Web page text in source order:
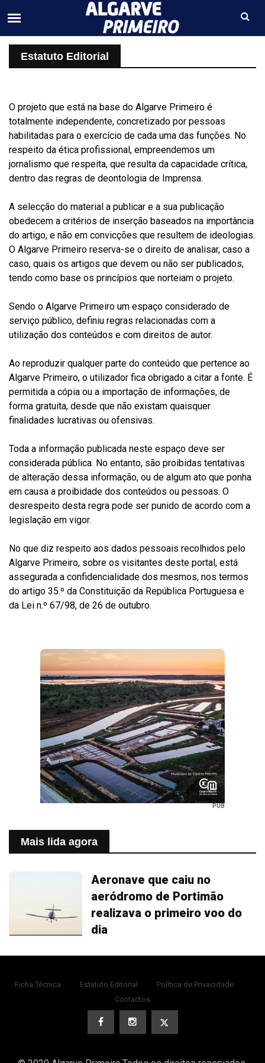
Estatuto Editorial
O projeto que está na base do Algarve Primeiro é
totalmente independente, concretizado por pessoas
habilitadas para o exercício de cada uma das funções. No
respeito da ética profissional, empreendemos um
jornalismo que respeita, que resulta da capacidade crítica,
dentro das regras de deontologia de Imprensa.
A selecção do material a publicar e a sua publicação
obedecem a critérios de inserção baseados na importância
do artigo, e não em convicções que resultem de ideologias.
O Algarve Primeiro reserva-se o direito de analisar, caso a
caso, quais os artigos que devem ou não ser publicados,
tendo como base os princípios que norteiam o projeto.
Sendo o Algarve Primeiro um espaço considerado de
serviço público, definiu regras relacionadas com a
utilização dos conteúdos e com direitos de autor.
Ao reproduzir qualquer parte do conteúdo que pertence ao
Algarve Primeiro, o utilizador fica obrigado a citar a fonte. É
permitida a cópia ou a importação de informações, de
forma gratuita, desde que não existam quaisquer
finalidades lucrativas ou ofensivas.
Toda a informação publicada neste espaço deve ser
considerada pública. No entanto, são proibidas tentativas
de alteração dessa informação, ou de algum ato que ponha
em causa a proibidade dos conteúdos ou pessoas. O
desrespeito desta regra pode ser punido de acordo com a
legislação em vigor.
No que diz respeito aos dados pessoais recolhidos pelo
Algarve Primeiro, sobre os visitantes deste portal, está
assegurada a confidencialidade dos mesmos, nos termos
do artigo 35.º da Constituição da República Portuguesa e
da Lei n.º 67/98, de 26 de outubro.
PUB
Mais lida agora
Aeronave que caiu no
aeródromo de Portimão
realizava o primeiro voo do
dia
Ficha Técnica Estatuto Editorial
Política de Privacidade
Contactos